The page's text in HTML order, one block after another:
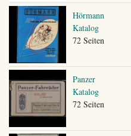
Hörmann
Katalog
72 Seiten
Panzer
Katalog
72 Seiten